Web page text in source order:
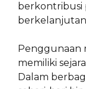
berkontribusi
berkelanjutan
Penggunaan
memiliki
Dalam